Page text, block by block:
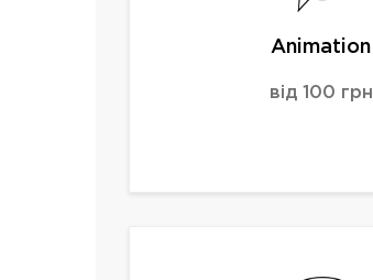
Animation
від 100 грн